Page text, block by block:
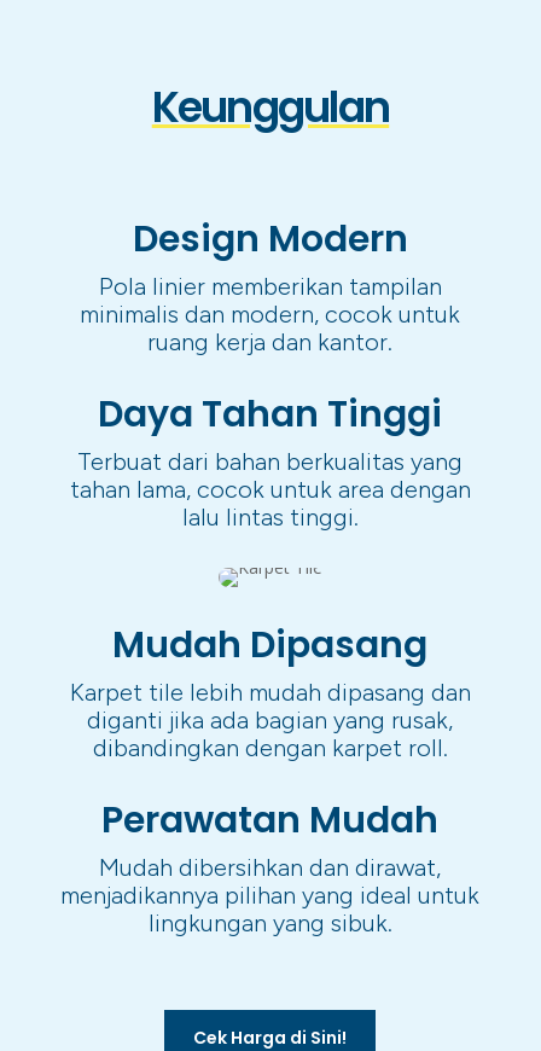
Keunggulan
Design Modern
Pola linier memberikan tampilan
minimalis dan modern, cocok untuk
ruang kerja dan kantor.
Daya Tahan Tinggi
Terbuat dari bahan berkualitas yang
tahan lama, cocok untuk area dengan
lalu lintas tinggi.
Mudah Dipasang
Karpet tile lebih mudah dipasang dan
diganti jika ada bagian yang rusak,
dibandingkan dengan karpet roll.
Perawatan Mudah
Mudah dibersihkan dan dirawat,
menjadikannya pilihan yang ideal untuk
lingkungan yang sibuk.
Cek Harga di Sini!